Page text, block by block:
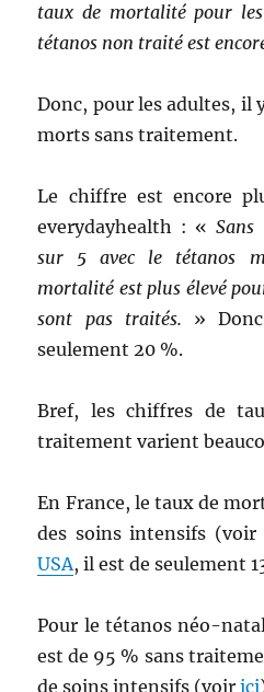
taux de mortalité pour
tétanos non traité est
Donc, pour les adultes, il
morts sans traitement.
Le chiffre est encore
everydayhealth : « Sans
sur 5 avec le tétanos
mortalité est plus élevé
sont pas traités. »
seulement 20 %.
Bref, les chiffres de
traitement varient
En France, le taux de
des soins intensifs (voir
USA, il est de seulement
Pour le tétanos néo-
est de 95 % sans
de soins intensifs (voirici